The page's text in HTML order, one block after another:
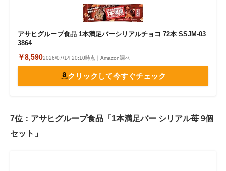
アサヒグループ食品 1本満足バーシリアルチョコ 72本 SSJM-03
3864
￥8,5902026/07/14 20:10時点｜Amazon調べ
クリックして今すぐチェック
7位：アサヒグループ食品「1本満足バー シリアル苺 9個
セット」